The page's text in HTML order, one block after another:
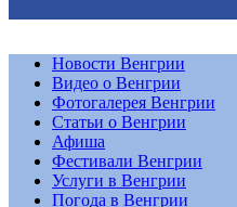
Новости Венгрии
Видео о Венгрии
Фотогалерея Венгрии
Статьи о Венгрии
Афиша
Фестивали Венгрии
Услуги в Венгрии
Погода в Венгрии